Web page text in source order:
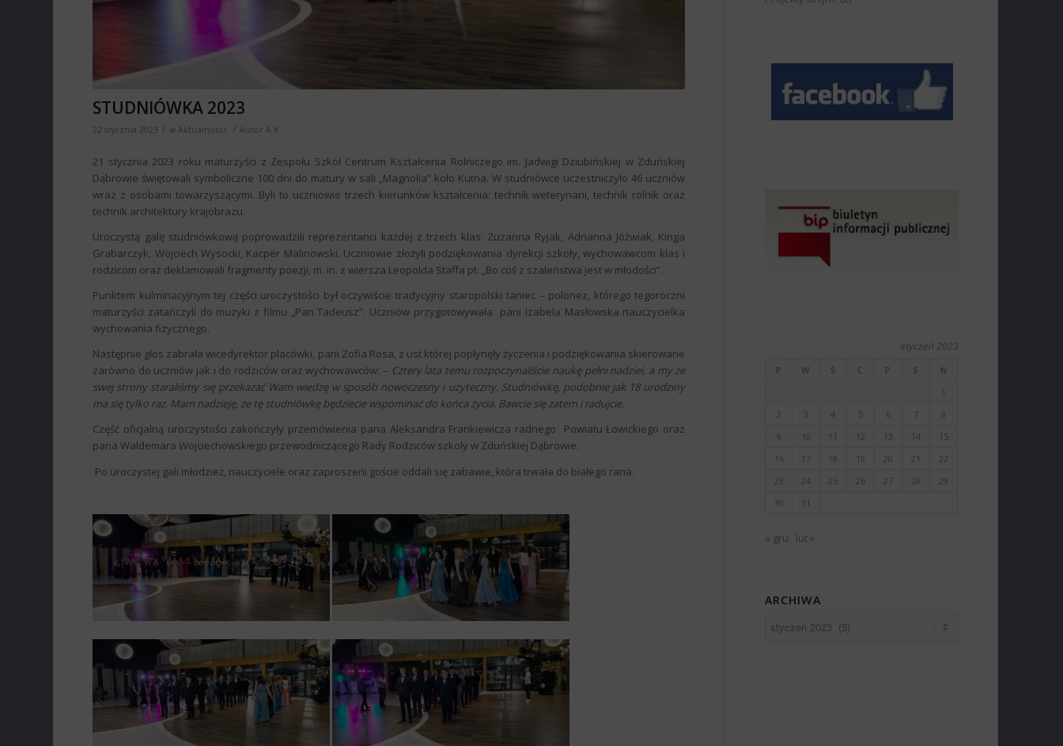
STUDNIÓWKA 2023
22 stycznia 2023 / wAktualności / AutorA K
21 stycznia 2023 roku maturzyści z Zespołu Szkół Centrum Kształcenia Rolniczego im. Jadwigi Dziubińskiej w Zduńskiej
Dąbrowie świętowali symboliczne 100 dni do matury w sali „Magnolia” koło Kutna. W studniówce uczestniczyło 46 uczniów
wraz z osobami towarzyszącymi. Byli to uczniowie trzech kierunków kształcenia: technik weterynarii, technik rolnik oraz
technik architektury krajobrazu.
Uroczystą galę studniówkową poprowadzili reprezentanci każdej z trzech klas: Zuzanna Ryjak, Adrianna Jóźwiak, Kinga
Grabarczyk, Wojciech Wysocki, Kacper Malinowski. Uczniowie złożyli podziękowania dyrekcji szkoły, wychowawcom klas i
rodzicom oraz deklamowali fragmenty poezji, m. in. z wiersza Leopolda Staffa pt. „Bo coś z szaleństwa jest w młodości”.
Punktem kulminacyjnym tej części uroczystości był oczywiście tradycyjny staropolski taniec – polonez, którego tegoroczni
maturzyści zatańczyli do muzyki z filmu „Pan Tadeusz”. Uczniów przygotowywała pani Izabela Masłowska nauczycielka
wychowania fizycznego.
Następnie głos zabrała wicedyrektor placówki, pani Zofia Rosa, z ust której popłynęły życzenia i podziękowania skierowane
zarówno do uczniów jak i do rodziców oraz wychowawców: – Cztery lata temu rozpoczynaliście naukę pełni nadziei, a my ze
swej strony staraliśmy się przekazać Wam wiedzę w sposób nowoczesny i użyteczny. Studniówkę, podobnie jak 18 urodziny
ma się tylko raz. Mam nadzieję, że tę studniówkę będziecie wspominać do końca życia. Bawcie się zatem i radujcie.
Część oficjalną uroczystości zakończyły przemówienia pana Aleksandra Frankiewicza radnego Powiatu Łowickiego oraz
pana Waldemara Wojciechowskiego przewodniczącego Rady Rodziców szkoły w Zduńskiej Dąbrowie.
Po uroczystej gali młodzież, nauczyciele oraz zaproszeni goście oddali się zabawie, która trwała do białego rana.
styczeń 2023
P W Ś C P S
N
1
2
3 4 5 6 7
8
9
10 11 12 13 14
15
16
17 18 19 20 21
22
23
24 25 26 27 28
29
30
31
« gru lut »
ARCHIWA